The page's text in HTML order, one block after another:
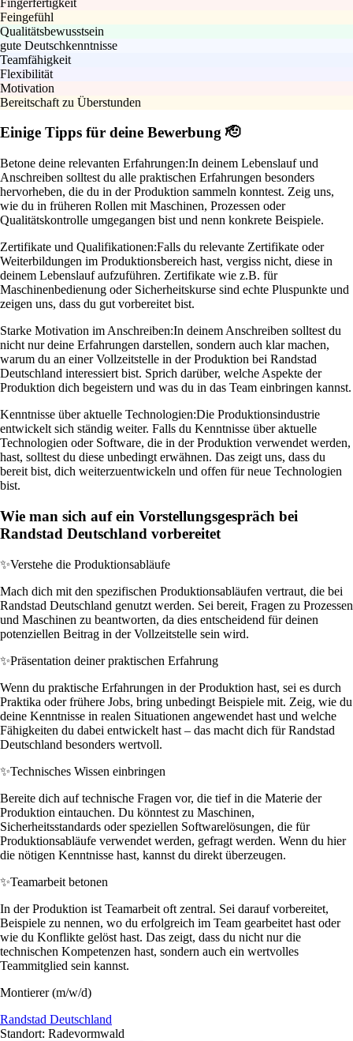
Feingefühl
Qualitätsbewusstsein
gute Deutschkenntnisse
Teamfähigkeit
Flexibilität
Motivation
Bereitschaft zu Überstunden
Einige Tipps für deine Bewerbung 🫡
Betone deine relevanten Erfahrungen:In deinem Lebenslauf und
Anschreiben solltest du alle praktischen Erfahrungen besonders
hervorheben, die du in der Produktion sammeln konntest. Zeig uns,
wie du in früheren Rollen mit Maschinen, Prozessen oder
Qualitätskontrolle umgegangen bist und nenn konkrete Beispiele.
Zertifikate und Qualifikationen:Falls du relevante Zertifikate oder
Weiterbildungen im Produktionsbereich hast, vergiss nicht, diese in
deinem Lebenslauf aufzuführen. Zertifikate wie z.B. für
Maschinenbedienung oder Sicherheitskurse sind echte Pluspunkte und
zeigen uns, dass du gut vorbereitet bist.
Starke Motivation im Anschreiben:In deinem Anschreiben solltest du
nicht nur deine Erfahrungen darstellen, sondern auch klar machen,
warum du an einer Vollzeitstelle in der Produktion bei Randstad
Deutschland interessiert bist. Sprich darüber, welche Aspekte der
Produktion dich begeistern und was du in das Team einbringen kannst.
Kenntnisse über aktuelle Technologien:Die Produktionsindustrie
entwickelt sich ständig weiter. Falls du Kenntnisse über aktuelle
Technologien oder Software, die in der Produktion verwendet werden,
hast, solltest du diese unbedingt erwähnen. Das zeigt uns, dass du
bereit bist, dich weiterzuentwickeln und offen für neue Technologien
bist.
Wie man sich auf ein Vorstellungsgespräch bei
Randstad Deutschland vorbereitet
✨Verstehe die Produktionsabläufe
Mach dich mit den spezifischen Produktionsabläufen vertraut, die bei
Randstad Deutschland genutzt werden. Sei bereit, Fragen zu Prozessen
und Maschinen zu beantworten, da dies entscheidend für deinen
potenziellen Beitrag in der Vollzeitstelle sein wird.
✨Präsentation deiner praktischen Erfahrung
Wenn du praktische Erfahrungen in der Produktion hast, sei es durch
Praktika oder frühere Jobs, bring unbedingt Beispiele mit. Zeig, wie du
deine Kenntnisse in realen Situationen angewendet hast und welche
Fähigkeiten du dabei entwickelt hast – das macht dich für Randstad
Deutschland besonders wertvoll.
✨Technisches Wissen einbringen
Bereite dich auf technische Fragen vor, die tief in die Materie der
Produktion eintauchen. Du könntest zu Maschinen,
Sicherheitsstandards oder speziellen Softwarelösungen, die für
Produktionsabläufe verwendet werden, gefragt werden. Wenn du hier
die nötigen Kenntnisse hast, kannst du direkt überzeugen.
✨Teamarbeit betonen
In der Produktion ist Teamarbeit oft zentral. Sei darauf vorbereitet,
Beispiele zu nennen, wo du erfolgreich im Team gearbeitet hast oder
wie du Konflikte gelöst hast. Das zeigt, dass du nicht nur die
technischen Kompetenzen hast, sondern auch ein wertvolles
Teammitglied sein kannst.
Montierer (m/w/d)
Randstad Deutschland
Standort: Radevormwald